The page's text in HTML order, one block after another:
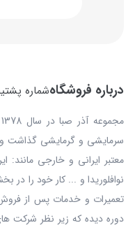
درباره فروشگاهشماره پشتیبانی :
سرمایشی و گرمایشی گذاشت
معتبر ایرانی و خارجی مانند:
نوافلوریدا و ... کار خود را
تعمیرات و خدمات پس از فروش
دوره دیده که زیر نظر شرکت